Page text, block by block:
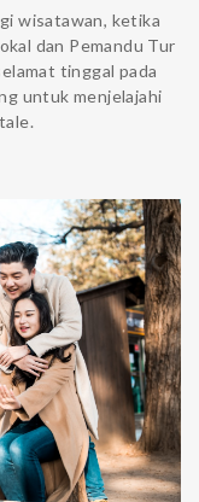
wisatawan, ketika
dan Pemandu Tur
tinggal pada
untuk menjelajahi